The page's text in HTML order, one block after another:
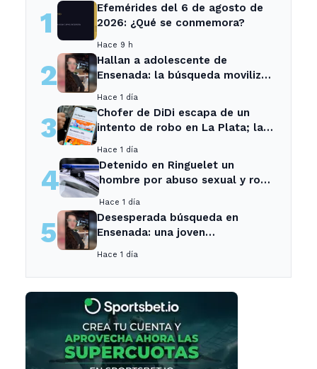
1
Efemérides del 6 de agosto de
2026: ¿Qué se conmemora?
Hace 9 h
2
Hallan a adolescente de
Ensenada: la búsqueda movilizó
Hace 1 día
3
Chofer de DiDi escapa de un
intento de robo en La Plata; la
Hace 1 día
4
Detenido en Ringuelet un
hombre por abuso sexual y robo
Hace 1 día
5
Desesperada búsqueda en
Ensenada: una joven
Hace 1 día